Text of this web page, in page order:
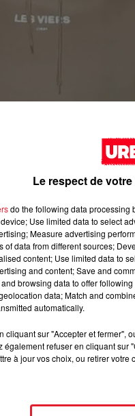
participation
Video.
génère des
estiment
mais que ses
les choix de la
par ses pairs et
Il exprime une
créatif de
Le respect de
do the following data processing
Use limited data to select
Measure advertising
of data from different sources;
content; Use limited data to
and content; Save and
browsing data to offer
data; Match and
automatically.
cliquant sur "Accepter et fermer",
également refuser en cliquant
à jour vos choix, ou retirer